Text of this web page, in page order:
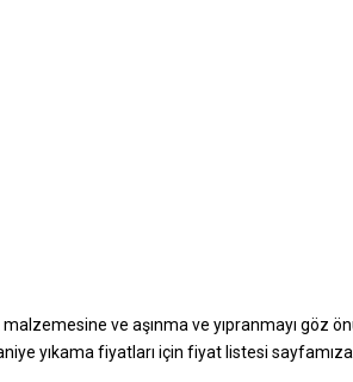
ve aşınma ve yıpranmayı göz
yıkama fiyatları için fiyat listesi